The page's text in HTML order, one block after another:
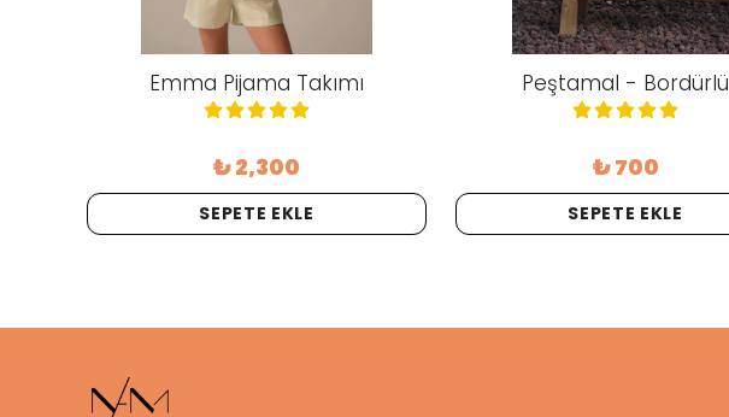
Emma Pijama Takımı
₺ 2,300
SEPETE EKLE
Peştamal - Bordürlü
₺ 700
SEPETE EKLE